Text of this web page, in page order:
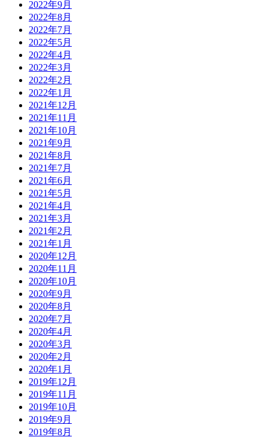
2022年9月
2022年8月
2022年7月
2022年5月
2022年4月
2022年3月
2022年2月
2022年1月
2021年12月
2021年11月
2021年10月
2021年9月
2021年8月
2021年7月
2021年6月
2021年5月
2021年4月
2021年3月
2021年2月
2021年1月
2020年12月
2020年11月
2020年10月
2020年9月
2020年8月
2020年7月
2020年4月
2020年3月
2020年2月
2020年1月
2019年12月
2019年11月
2019年10月
2019年9月
2019年8月